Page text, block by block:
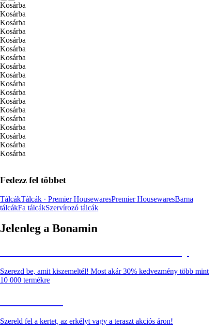
Kosárba
Kosárba
Kosárba
Kosárba
Kosárba
Kosárba
Kosárba
Kosárba
Kosárba
Kosárba
Kosárba
Kosárba
Kosárba
Kosárba
Kosárba
Kosárba
Kosárba
Kosárba
Fedezz fel többet
TálcákTálcák · Premier HousewaresPremier HousewaresBarna
tálcákFa tálcákSzervírozó tálcák
Jelenleg a Bonamin
Szerezd be, amit kiszemeltél! Most akár 30% kedvezmény több mint
10 000 termékre
Szereld fel a kertet, az erkélyt vagy a teraszt akciós áron!